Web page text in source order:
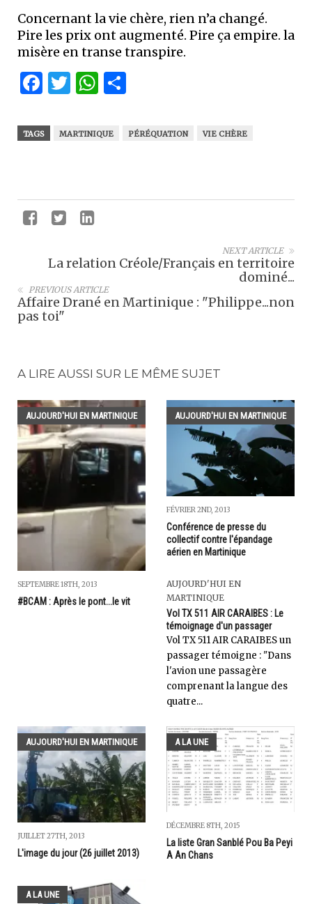
Concernant la vie chère, rien n’a changé.
Pire les prix ont augmenté. Pire ça empire. la
misère en transe transpire.
Facebook
Twitter
WhatsApp
TAGS MARTINIQUE PÉRÉQUATION VIE CHÈRE
NEXT ARTICLE
La relation Créole/Français en territoire
dominé...
PREVIOUS ARTICLE
Affaire Drané en Martinique : "Philippe...non
pas toi"
A LIRE AUSSI SUR LE MÊME SUJET
AUJOURD'HUI EN MARTINIQUE
SEPTEMBRE 18TH, 2013
#BCAM : Après le pont...le vit
AUJOURD'HUI EN MARTINIQUE
FÉVRIER 2ND, 2013
Conférence de presse du
collectif contre l'épandage
aérien en Martinique
AUJOURD'HUI EN
MARTINIQUE
Vol TX 511 AIR CARAIBES : Le
témoignage d'un passager
Vol TX 511 AIR CARAIBES un
passager témoigne : "Dans
l'avion une passagère
comprenant la langue des
quatre...
AUJOURD'HUI EN MARTINIQUE
JUILLET 27TH, 2013
L'image du jour (26 juillet 2013)
A LA UNE
DÉCEMBRE 8TH, 2015
La liste Gran Sanblé Pou Ba Peyi
A An Chans
A LA UNE